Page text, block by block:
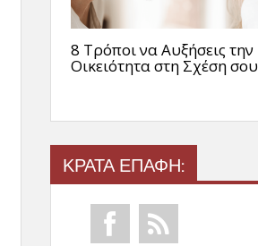
8 Τρόποι να Αυξήσεις την
Οικειότητα στη Σχέση σου
ΚΡΑΤΑ ΕΠΑΦΗ: